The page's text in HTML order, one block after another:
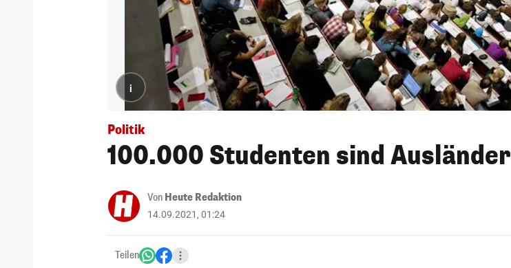
i
Politik
100.000 Studenten sind Ausländer
Von Heute Redaktion
14.09.2021, 01:24
Teilen